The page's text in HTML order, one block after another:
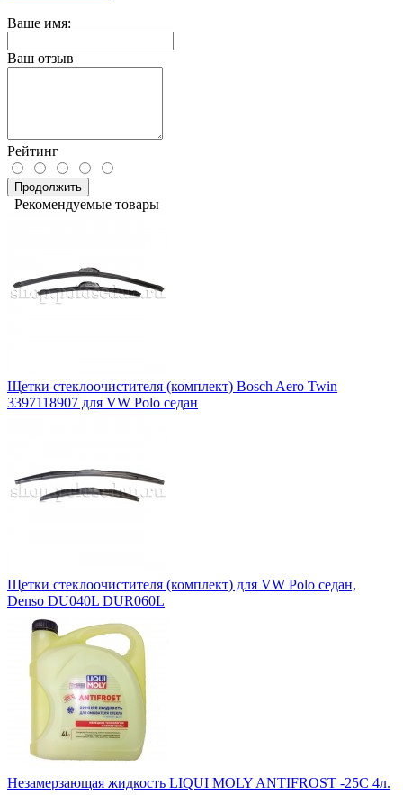
Ваше имя:
Ваш отзыв
Рейтинг
Продолжить
Рекомендуемые товары
Щетки стеклоочистителя (комплект) Bosch Aero Twin
3397118907 для VW Polo седан
Щетки стеклоочистителя (комплект) для VW Polo седан,
Denso DU040L DUR060L
Незамерзающая жидкость LIQUI MOLY ANTIFROST -25C 4л.